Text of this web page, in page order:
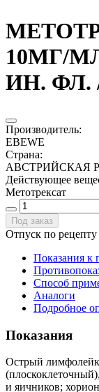
10МГ/
ИН. ФЛ.
Производитель:
EBEWE
Страна:
АВСТРИЙСКАЯ
Действующее
Метотрексат
Под заказ
Отпуск по рецепту
Показания к
Способ
Аналоги
Подробное
Показания
Острый
и яичников;